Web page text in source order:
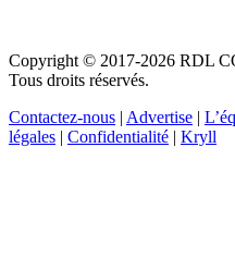
Copyright © 2017-2026 RDL
Tous droits réservés.
Contactez-nous | Advertise |
légales | Confidentialité | Kryll